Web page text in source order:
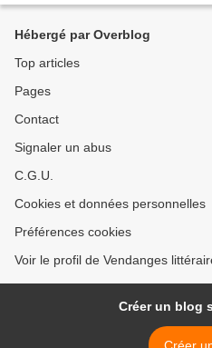
Hébergé par Overblog
Top articles
Pages
Contact
Signaler un abus
C.G.U.
Cookies et données personnelles
Préférences cookies
Voir le profil de Vendanges
Créer un blog